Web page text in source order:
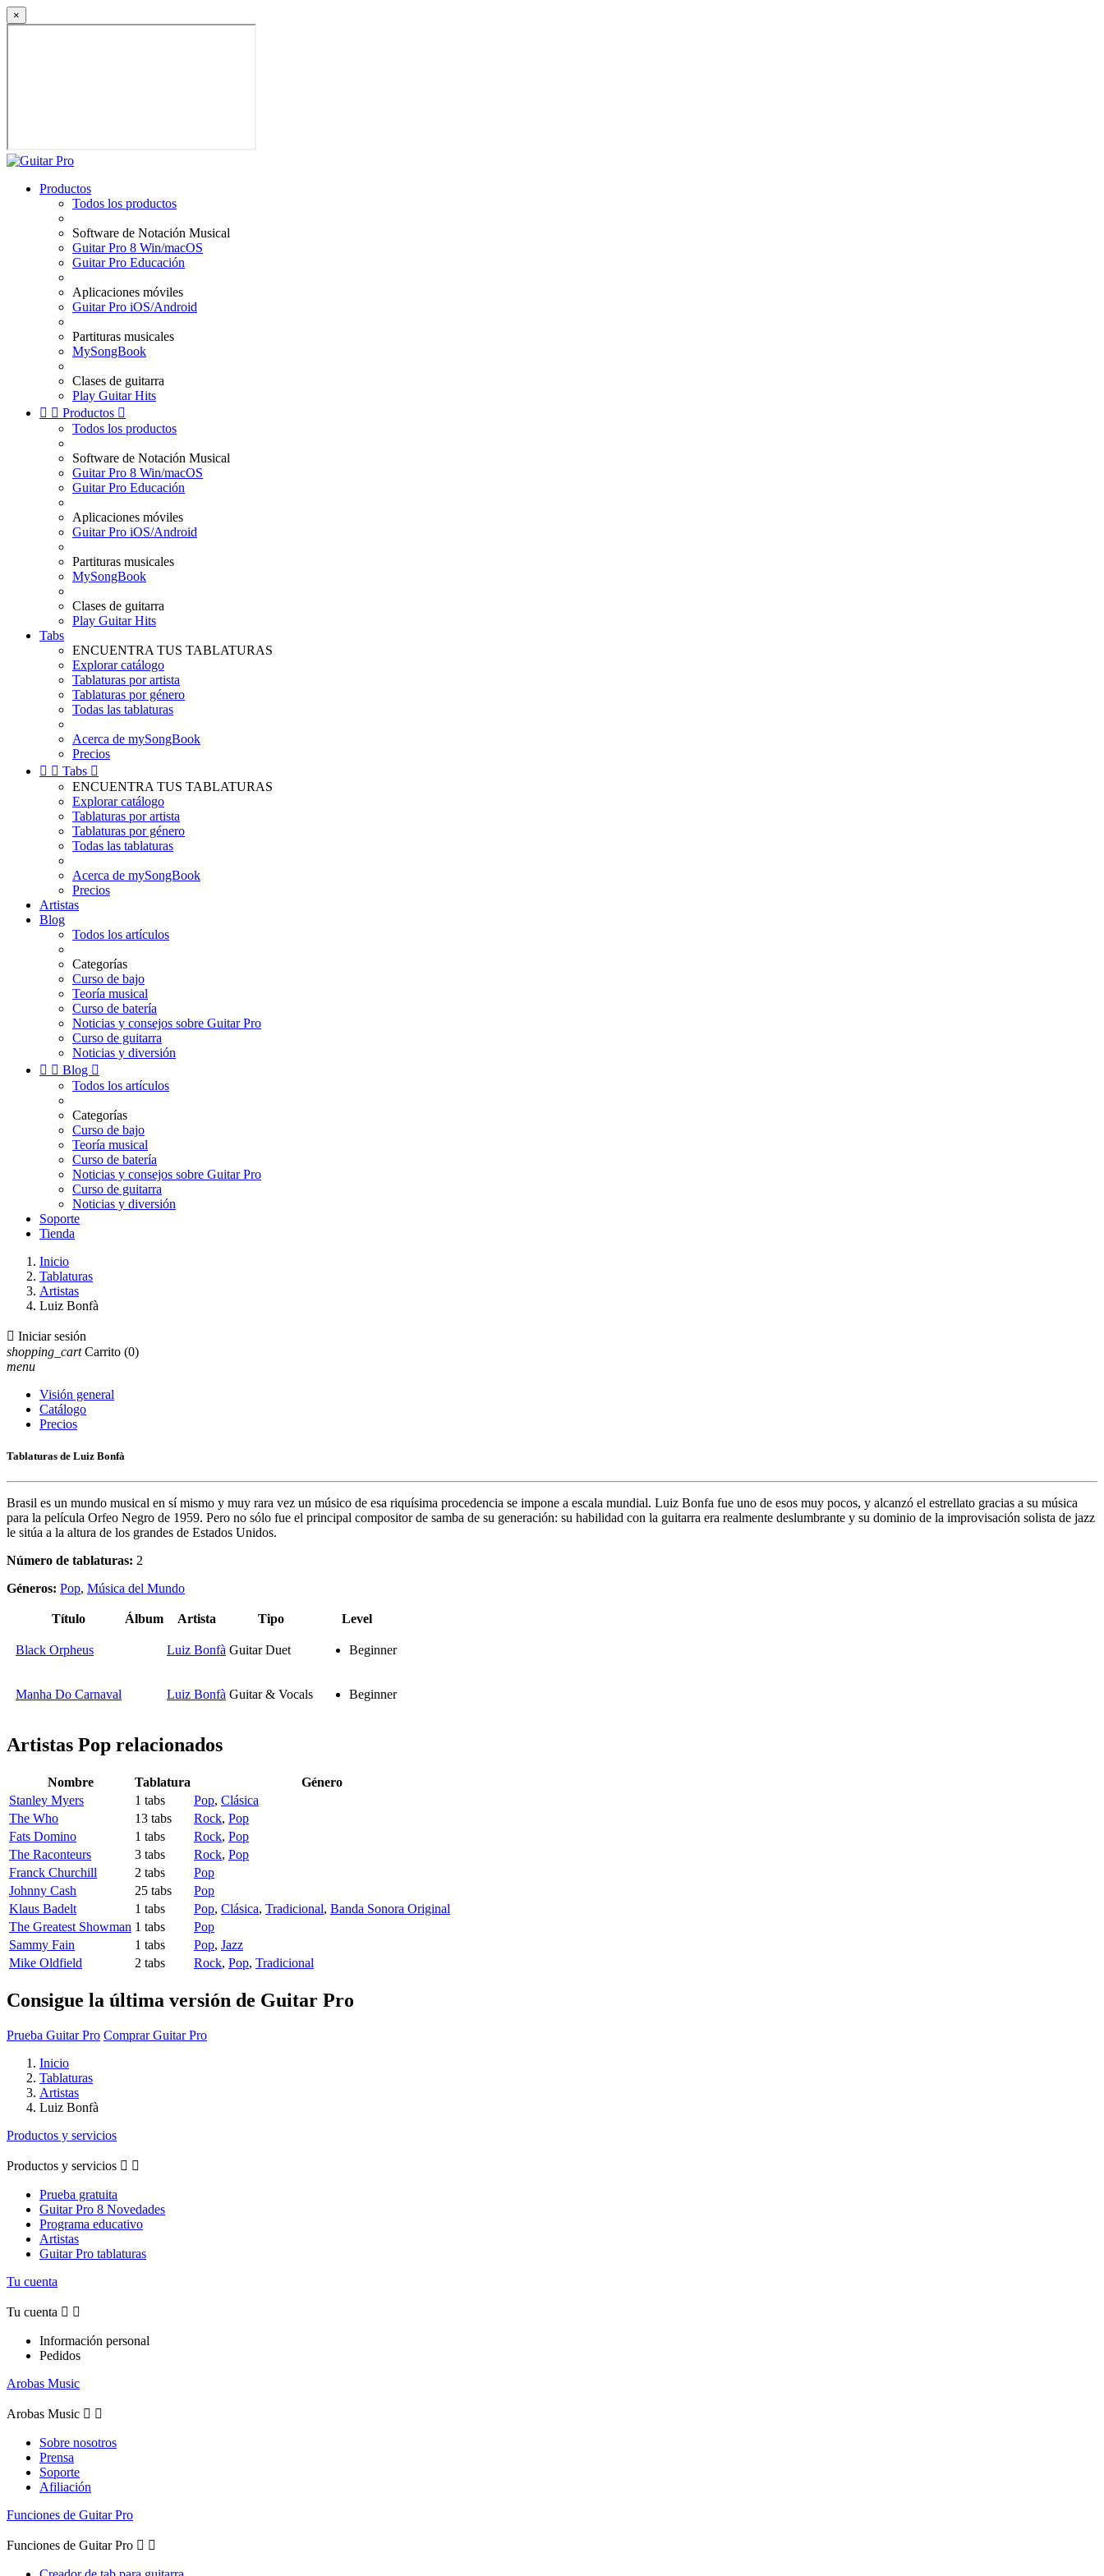
×
Productos
Todos los productos
Software de Notación Musical
Guitar Pro 8 Win/macOS
Guitar Pro Educación
Aplicaciones móviles
Guitar Pro iOS/Android
Partituras musicales
MySongBook
Clases de guitarra
Play Guitar Hits
  Productos 
Todos los productos
Software de Notación Musical
Guitar Pro 8 Win/macOS
Guitar Pro Educación
Aplicaciones móviles
Guitar Pro iOS/Android
Partituras musicales
MySongBook
Clases de guitarra
Play Guitar Hits
Tabs
ENCUENTRA TUS TABLATURAS
Explorar catálogo
Tablaturas por artista
Tablaturas por género
Todas las tablaturas
Acerca de mySongBook
Precios
  Tabs 
ENCUENTRA TUS TABLATURAS
Explorar catálogo
Tablaturas por artista
Tablaturas por género
Todas las tablaturas
Acerca de mySongBook
Precios
Artistas
Blog
Todos los artículos
Categorías
Curso de bajo
Teoría musical
Curso de batería
Noticias y consejos sobre Guitar Pro
Curso de guitarra
Noticias y diversión
  Blog 
Todos los artículos
Categorías
Curso de bajo
Teoría musical
Curso de batería
Noticias y consejos sobre Guitar Pro
Curso de guitarra
Noticias y diversión
Soporte
Tienda
Inicio
Tablaturas
Artistas
Luiz Bonfà
 Iniciar sesión
shopping_cart Carrito (0)
menu
Visión general
Catálogo
Precios
Tablaturas de Luiz Bonfà
Brasil es un mundo musical en sí mismo y muy rara vez un músico de esa riquísima procedencia se impone a escala mundial. Luiz Bonfa fue uno de esos muy pocos, y alcanzó el estrellato gracias a su música
para la película Orfeo Negro de 1959. Pero no sólo fue el principal compositor de samba de su generación: su habilidad con la guitarra era realmente deslumbrante y su dominio de la improvisación solista de jazz
le sitúa a la altura de los grandes de Estados Unidos.
Número de tablaturas: 2
Géneros: Pop, Música del Mundo
Título Álbum Artista Tipo Level
Black Orpheus Luiz Bonfà Guitar Duet Beginner
Manha Do Carnaval Luiz Bonfà Guitar & Vocals Beginner
Artistas Pop relacionados
Nombre Tablatura
Género
Stanley Myers
1 tabs Pop, Clásica
The Who
13 tabs Rock, Pop
Fats Domino
1 tabs Rock, Pop
The Raconteurs
3 tabs Rock, Pop
Franck Churchill
2 tabs
Pop
Johnny Cash
25 tabs
Pop
Klaus Badelt
1 tabs Pop, Clásica, Tradicional, Banda Sonora Original
The Greatest Showman 1 tabs
Pop
Sammy Fain
1 tabs Pop, Jazz
Mike Oldfield
2 tabs Rock, Pop, Tradicional
Consigue la última versión de Guitar Pro
Prueba Guitar Pro Comprar Guitar Pro
Inicio
Tablaturas
Artistas
Luiz Bonfà
Productos y servicios
Productos y servicios  
Prueba gratuita
Guitar Pro 8 Novedades
Programa educativo
Artistas
Guitar Pro tablaturas
Tu cuenta
Tu cuenta  
Información personal
Pedidos
Arobas Music
Arobas Music  
Sobre nosotros
Prensa
Soporte
Afiliación
Funciones de Guitar Pro
Funciones de Guitar Pro  